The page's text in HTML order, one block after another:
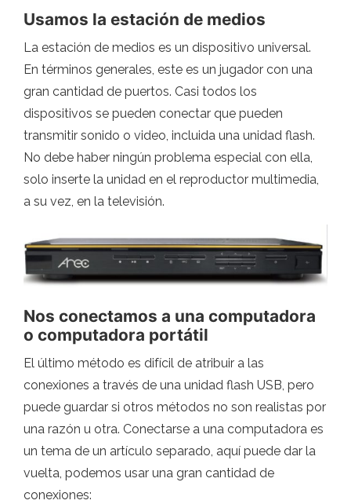
Usamos la estación de medios
La estación de medios es un dispositivo universal.
En términos generales, este es un jugador con una
gran cantidad de puertos. Casi todos los
dispositivos se pueden conectar que pueden
transmitir sonido o video, incluida una unidad flash.
No debe haber ningún problema especial con ella,
solo inserte la unidad en el reproductor multimedia,
a su vez, en la televisión.
Nos conectamos a una computadora
o computadora portátil
El último método es difícil de atribuir a las
conexiones a través de una unidad flash USB, pero
puede guardar si otros métodos no son realistas por
una razón u otra. Conectarse a una computadora es
un tema de un artículo separado, aquí puede dar la
vuelta, podemos usar una gran cantidad de
conexiones: